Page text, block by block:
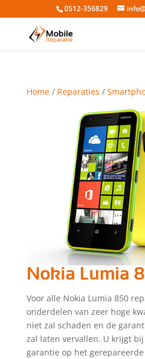
0512-356829
Home/ Reparaties /
Nokia Lumia
Voor alle Nokia Lumia 850
onderdelen van zeer hoge
niet zal schaden en de
zal laten vervallen. U krijgt
garantie op het